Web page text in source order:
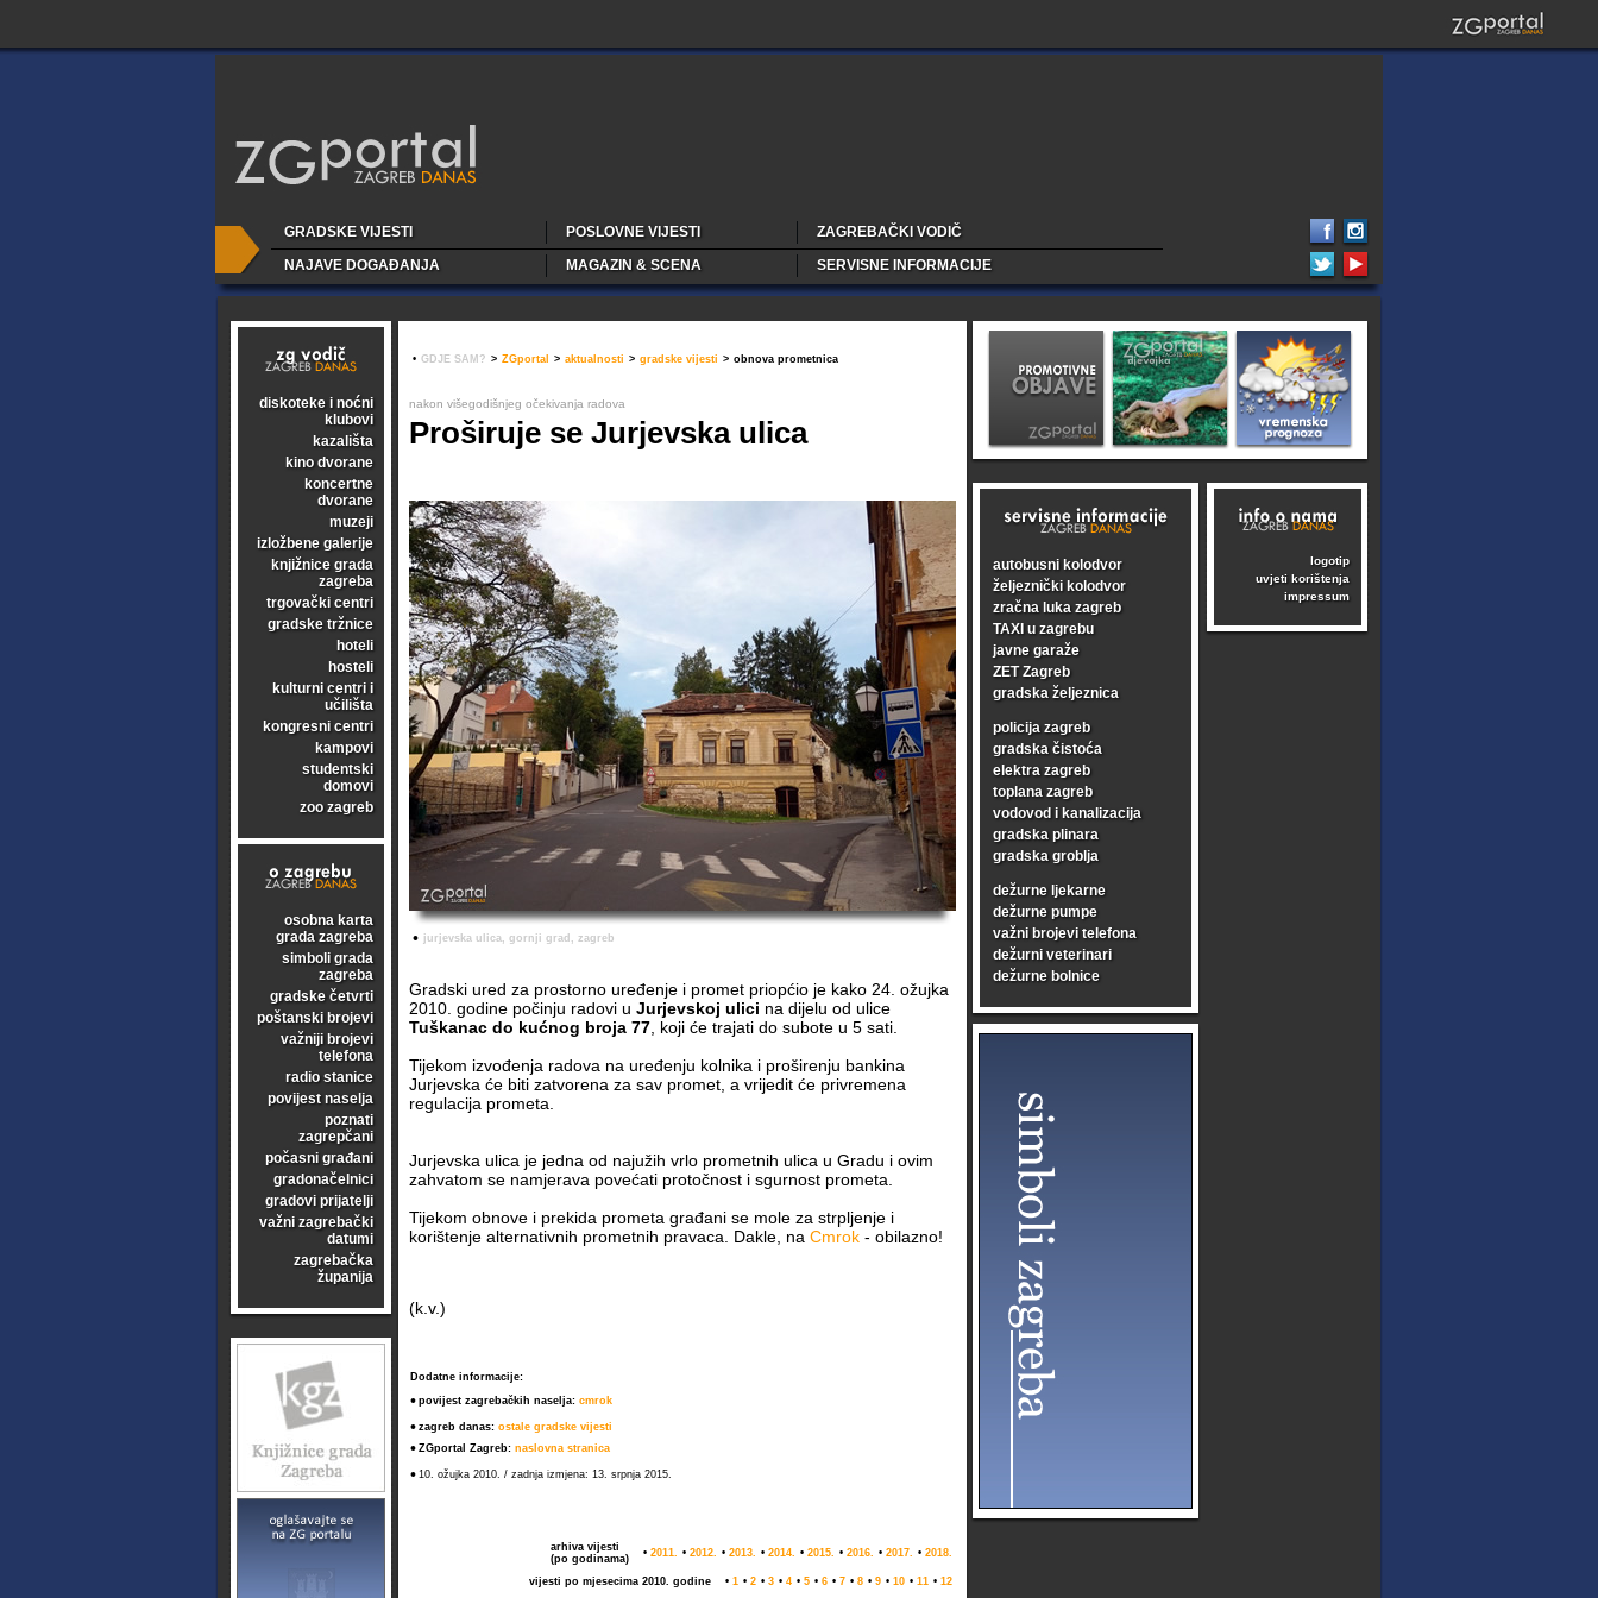
GRADSKE VIJESTI POSLOVNE VIJESTI
ZAGREBAČKI VODIČ
NAJAVE DOGAĐANJA
MAGAZIN & SCENA SERVISNE INFORMACIJE
diskoteke i noćni
klubovi
kazališta
kino dvorane
koncertne
dvorane
muzeji
izložbene galerije
knjižnice grada
zagreba
trgovački centri
gradske tržnice
hoteli
hosteli
kulturni centri i
učilišta
kongresni centri
kampovi
studentski
domovi
zoo zagreb
osobna karta
grada zagreba
simboli grada
zagreba
gradske četvrti
poštanski brojevi
važniji brojevi
telefona
radio stanice
povijest naselja
poznati
zagrepčani
počasni građani
gradonačelnici
gradovi prijatelji
važni zagrebački
datumi
zagrebačka
županija
• GDJE SAM? > ZGportal > aktualnosti > gradske vijesti > obnova prometnica
nakon višegodišnjeg očekivanja radova
Proširuje se Jurjevska ulica
• jurjevska ulica, gornji grad, zagreb
Gradski ured za prostorno uređenje i promet priopćio je kako 24. ožujka
2010. godine počinju radovi u Jurjevskoj ulici na dijelu od ulice
Tuškanac do kućnog broja 77 , koji će trajati do subote u 5 sati.
Tijekom izvođenja radova na uređenju kolnika i proširenju bankina
Jurjevska će biti zatvorena za sav promet, a vrijedit će privremena
regulacija prometa.
Jurjevska ulica je jedna od najužih vrlo prometnih ulica u Gradu i ovim
zahvatom se namjerava povećati protočnost i sgurnost prometa.
Tijekom obnove i prekida prometa građani se mole za strpljenje i
korištenje alternativnih prometnih pravaca. Dakle, na Cmrok - obilazno!
(k.v.)
Dodatne informacije:
• povijest zagrebačkih naselja: cmrok
• zagreb danas: ostale gradske vijesti
• ZGportal Zagreb: naslovna stranica
• 10. ožujka 2010. / zadnja izmjena: 13. srpnja 2015.
arhiva vijesti
(po godinama)
• 2011. • 2012. • 2013. • 2014. • 2015. • 2016. • 2017. • 2018.
vijesti po mjesecima 2010. godine • 1 • 2 • 3 • 4 • 5 • 6 • 7 • 8 • 9 • 10 • 11 • 12
autobusni kolodvor
željeznički kolodvor
zračna luka zagreb
TAXI u zagrebu
javne garaže
ZET Zagreb
gradska željeznica
policija zagreb
gradska čistoća
elektra zagreb
toplana zagreb
vodovod i kanalizacija
gradska plinara
gradska groblja
dežurne ljekarne
dežurne pumpe
važni brojevi telefona
dežurni veterinari
dežurne bolnice
logotip
uvjeti korištenja
impressum